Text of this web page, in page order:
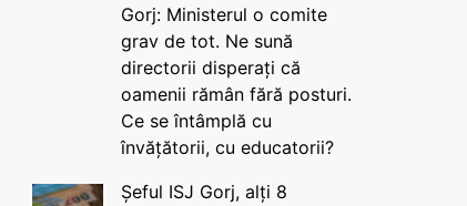
Gorj: Ministerul o comite
grav de tot. Ne sună
directorii disperați că
oamenii rămân fără posturi.
Ce se întâmplă cu
învățătorii, cu educatorii?
Șeful ISJ Gorj, alți 8